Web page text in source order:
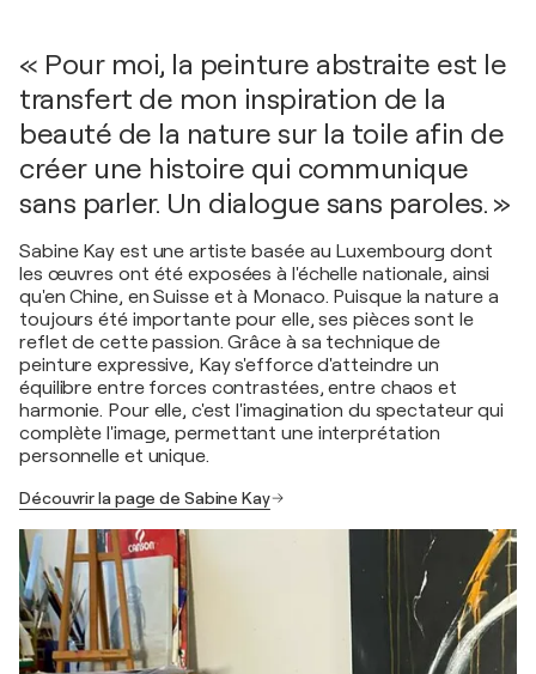
« Pour moi, la peinture abstraite est le
transfert de mon inspiration de la
beauté de la nature sur la toile afin de
créer une histoire qui communique
sans parler. Un dialogue sans paroles. »
Sabine Kay est une artiste basée au Luxembourg dont
les œuvres ont été exposées à l'échelle nationale, ainsi
qu'en Chine, en Suisse et à Monaco. Puisque la nature a
toujours été importante pour elle, ses pièces sont le
reflet de cette passion. Grâce à sa technique de
peinture expressive, Kay s'efforce d'atteindre un
équilibre entre forces contrastées, entre chaos et
harmonie. Pour elle, c'est l'imagination du spectateur qui
complète l'image, permettant une interprétation
personnelle et unique.
Découvrir la page de Sabine Kay